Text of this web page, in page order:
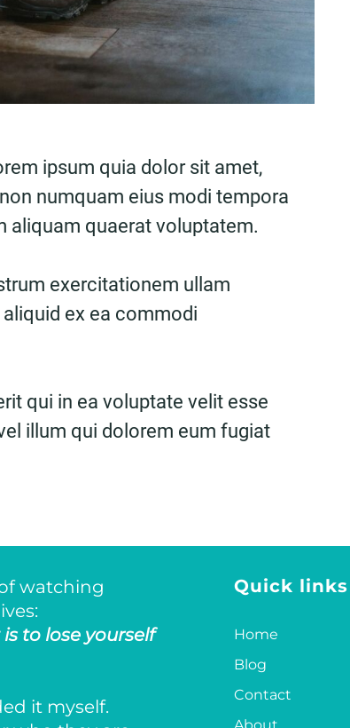
ipsum quia dolor sit amet,
numquam eius modi tempora
aliquam quaerat voluptatem.
exercitationem ullam
ex ea commodi
qui in ea voluptate velit esse
illum qui dolorem eum fugiat
watching
to lose yourself
it myself.
Quick links
Home
Blog
Contact